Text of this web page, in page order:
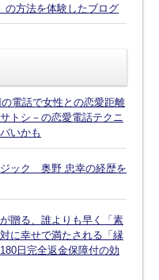
方法を体験したブログ
電話で女性との恋愛距離
トシ－の恋愛電話テクニ
いかも
ック 奥野 忠幸の経歴を
贈る、誰よりも早く「素
に幸せで満たされる「縁
日完全返金保障付の効